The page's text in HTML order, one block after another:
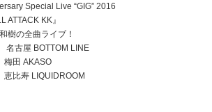
Special Live “GIG” 2016
ATTACK KK』
樹の全曲ライブ！
名古屋 BOTTOM LINE
梅田 AKASO
比寿 LIQUIDROOM